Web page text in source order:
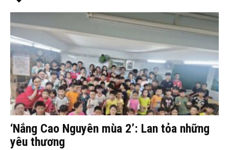
‘Nắng Cao Nguyên mùa 2’: Lan tỏa những
yêu thương